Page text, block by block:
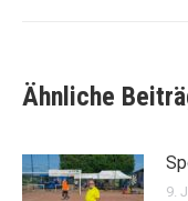
Ähnliche
9.